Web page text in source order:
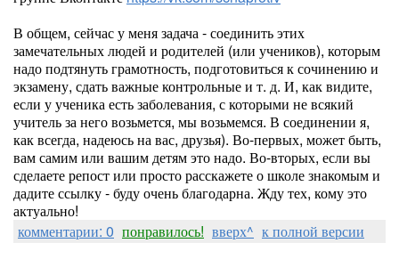
В общем, сейчас у меня задача - соединить этих
замечательных людей и родителей (или учеников), которым
надо подтянуть грамотность, подготовиться к сочинению и
экзамену, сдать важные контрольные и т. д. И, как видите,
если у ученика есть заболевания, с которыми не всякий
учитель за него возьмется, мы возьмемся. В соединении я,
как всегда, надеюсь на вас, друзья). Во-первых, может быть,
вам самим или вашим детям это надо. Во-вторых, если вы
сделаете репост или просто расскажете о школе знакомым и
дадите ссылку - буду очень благодарна. Жду тех, кому это
актуально!
комментарии: 0 понравилось! вверх^ к полной версии